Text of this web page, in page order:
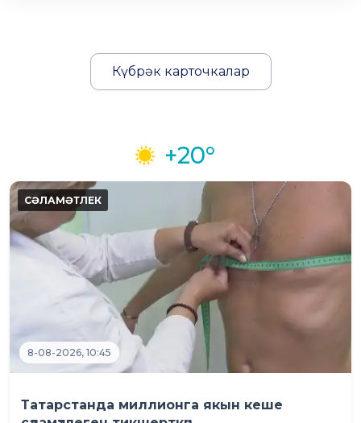
Күбрәк карточкалар
+20°
8-08-2026, 10:45
Татарстанда миллионга якын кеше